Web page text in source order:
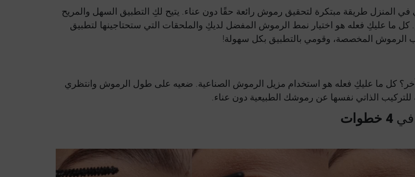
المنزل طريقة مبتكرة لتحقيق رموش رائعة حقًا دون عناء. يتيح لكِ التطبيق السهل والمريح
برموش رائعة تدوم لمدة تصل إلى 7 أيام. كل ما عليكِ فعله هو اختيار نمط الرموش المفضل لديكِ والملحقات التي ستحتاجينها لتطبيق
الرموش المخصصة، وقومي بالتطبيق بكل سهولة!
كل ما عليكِ فعله هو استخدام مزيل الرموش الصناعية. ضعيه على طول الرموش وانتظري
الذاتي نفسها عن رموشك الطبيعية دون عناء.
في 4 خطوات